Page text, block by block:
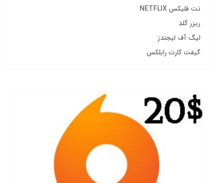
نت فلیکس NETFLIX
ریزر گلد
لیگ آف لیجندز
گیفت کارت رابلکس